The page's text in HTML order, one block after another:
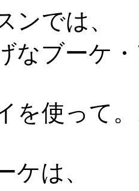
ンでは、
なブーケ
を使って
ケは、